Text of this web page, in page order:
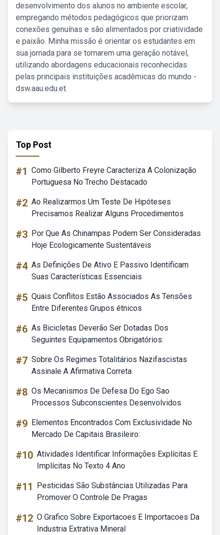
desenvolvimento dos alunos no ambiente escolar,
empregando métodos pedagógicos que priorizam
conexões genuínas e são alimentados por criatividade
e paixão. Minha missão é orientar os estudantes em
sua jornada para se tornarem uma geração notável,
utilizando abordagens educacionais reconhecidas
pelas principais instituições acadêmicas do mundo -
dsw.aau.edu.et.
Top Post
#1 Como Gilberto Freyre Caracteriza A Colonização
Portuguesa No Trecho Destacado
#2 Ao Realizarmos Um Teste De Hipóteses
Precisamos Realizar Alguns Procedimentos
#3 Por Que As Chinampas Podem Ser Consideradas
Hoje Ecologicamente Sustentáveis
#4 As Definições De Ativo E Passivo Identificam
Suas Características Essenciais
#5 Quais Conflitos Estão Associados As Tensões
Entre Diferentes Grupos étnicos
#6 As Bicicletas Deverão Ser Dotadas Dos
Seguintes Equipamentos Obrigatórios:
#7 Sobre Os Regimes Totalitários Nazifascistas
Assinale A Afirmativa Correta
#8 Os Mecanismos De Defesa Do Ego Sao
Processos Subconscientes Desenvolvidos
#9 Elementos Encontrados Com Exclusividade No
Mercado De Capitais Brasileiro:
#10 Atividades Identificar Informações Explícitas E
Implícitas No Texto 4 Ano
#11
Pesticidas São Substâncias Utilizadas Para
Promover O Controle De Pragas
#12 O Grafico Sobre Exportacoes E Importacoes Da
Industria Extrativa Mineral